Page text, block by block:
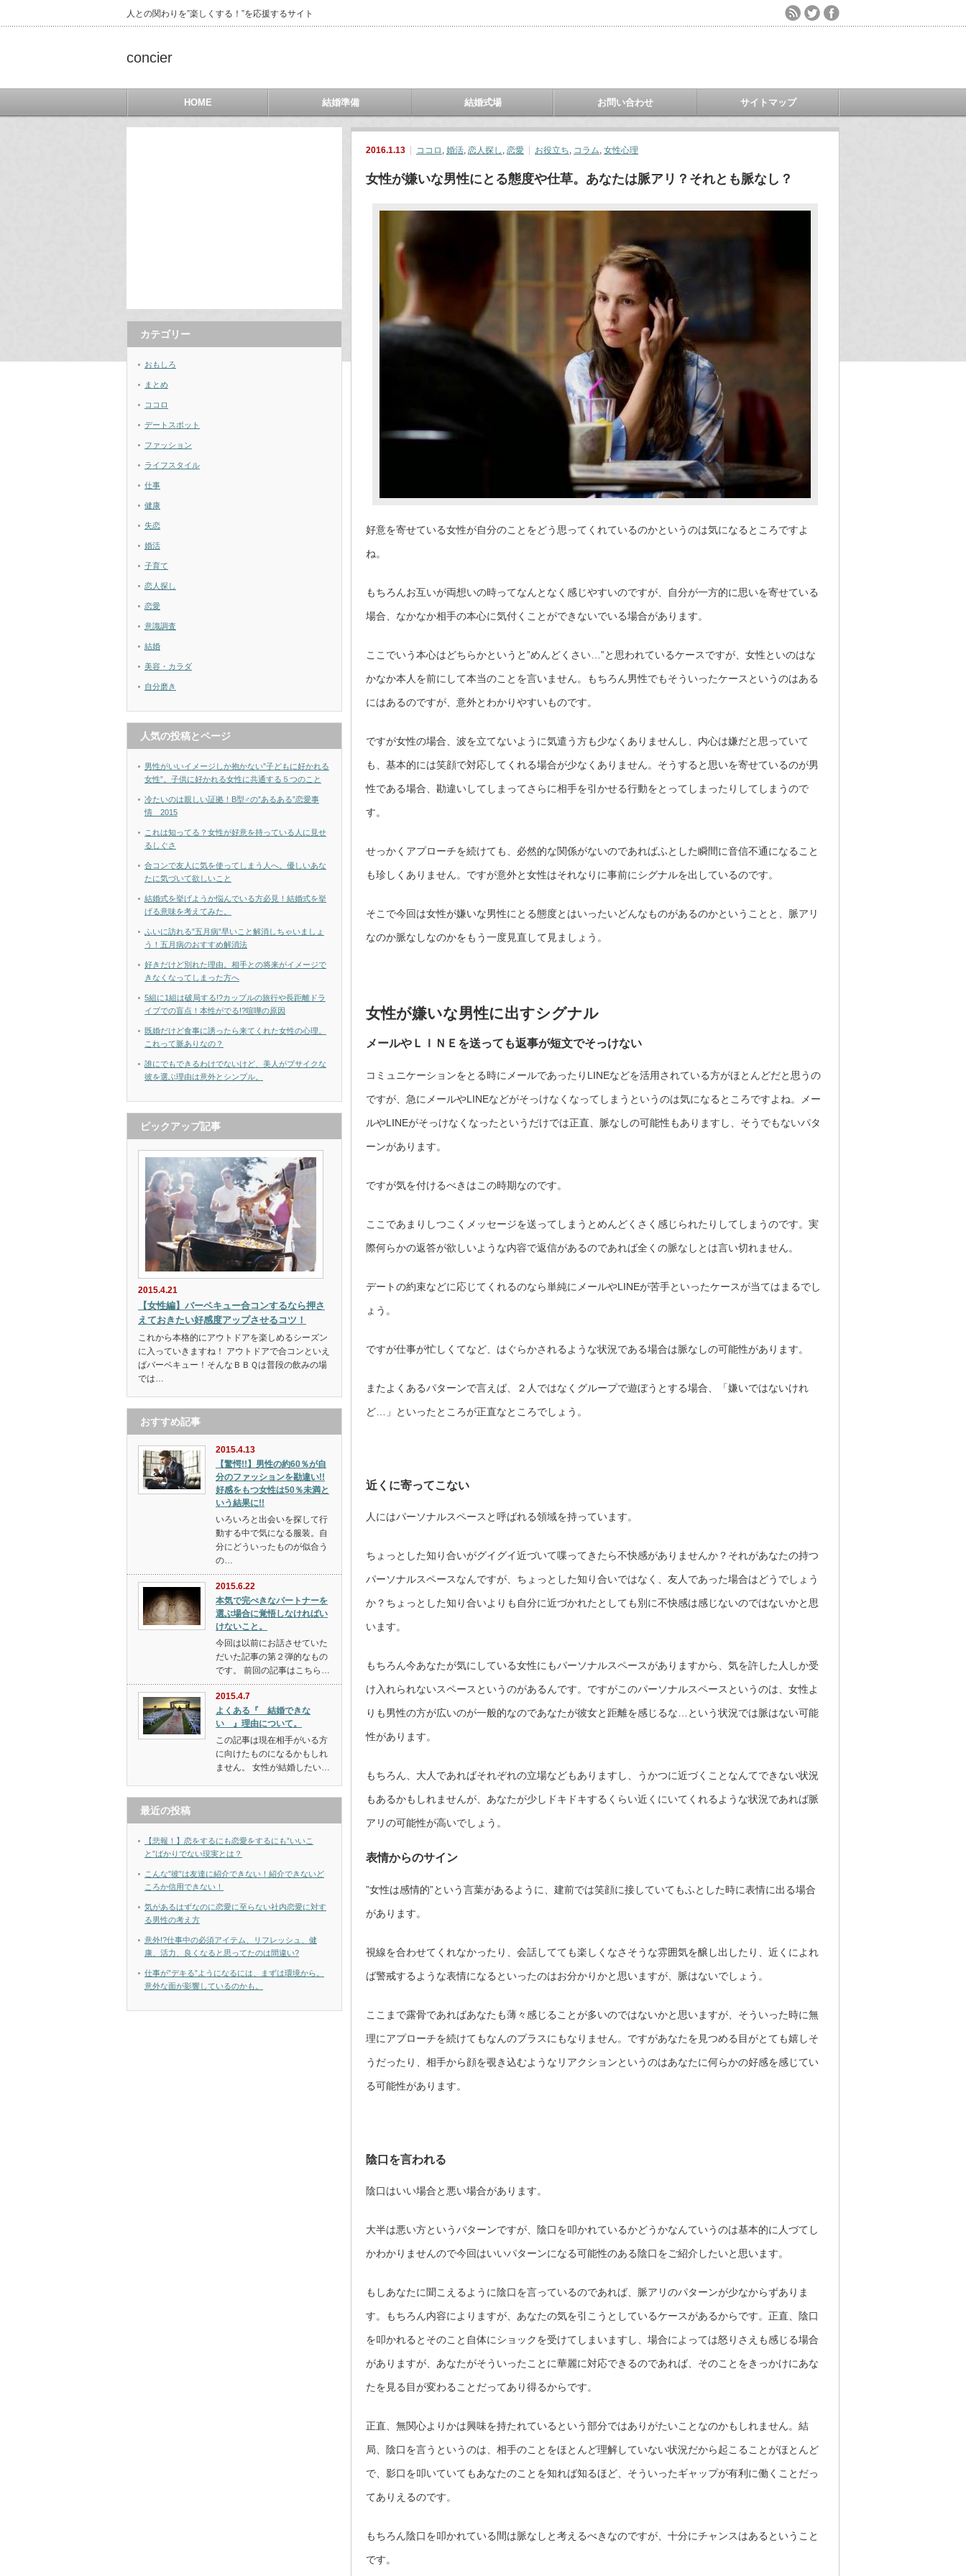
人との関わりを”楽しくする！”を応援するサイト
concier
HOME 結婚準備 結婚式場 お問い合わせ サイトマップ
2016.1.13 ココロ , 婚活, 恋人探し , 恋愛 お役立ち, コラム, 女性心理
女性が嫌いな男性にとる態度や仕草。あなたは脈アリ？それとも脈なし？
好意を寄せている女性が自分のことをどう思ってくれているのかというのは気になるところですよ
ね。
もちろんお互いが両想いの時ってなんとなく感じやすいのですが、自分が一方的に思いを寄せている
場合、なかなか相手の本心に気付くことができないでいる場合があります。
ここでいう本心はどちらかというと”めんどくさい…”と思われているケースですが、女性といのはな
かなか本人を前にして本当のことを言いません。もちろん男性でもそういったケースというのはある
にはあるのですが、意外とわかりやすいものです。
ですが女性の場合、波を立てないように気遣う方も少なくありませんし、内心は嫌だと思っていて
も、基本的には笑顔で対応してくれる場合が少なくありません。そうすると思いを寄せているのが男
性である場合、勘違いしてしまってさらに相手を引かせる行動をとってしまったりしてしまうので
す。
せっかくアプローチを続けても、必然的な関係がないのであればふとした瞬間に音信不通になること
も珍しくありません。ですが意外と女性はそれなりに事前にシグナルを出しているのです。
そこで今回は女性が嫌いな男性にとる態度とはいったいどんなものがあるのかということと、脈アリ
なのか脈なしなのかをもう一度見直して見ましょう。
女性が嫌いな男性に出すシグナル
メールやＬＩＮＥを送っても返事が短文でそっけない
コミュニケーションをとる時にメールであったりLINEなどを活用されている方がほとんどだと思うの
ですが、急にメールやLINEなどがそっけなくなってしまうというのは気になるところですよね。メー
ルやLINEがそっけなくなったというだけでは正直、脈なしの可能性もありますし、そうでもないパタ
ーンがあります。
ですが気を付けるべきはこの時期なのです。
ここであまりしつこくメッセージを送ってしまうとめんどくさく感じられたりしてしまうのです。実
際何らかの返答が欲しいような内容で返信があるのであれば全くの脈なしとは言い切れません。
デートの約束などに応じてくれるのなら単純にメールやLINEが苦手といったケースが当てはまるでし
ょう。
ですが仕事が忙しくてなど、はぐらかされるような状況である場合は脈なしの可能性があります。
またよくあるパターンで言えば、２人ではなくグループで遊ぼうとする場合、「嫌いではないけれ
ど…」といったところが正直なところでしょう。
近くに寄ってこない
人にはパーソナルスペースと呼ばれる領域を持っています。
ちょっとした知り合いがグイグイ近づいて喋ってきたら不快感がありませんか？それがあなたの持つ
パーソナルスペースなんですが、ちょっとした知り合いではなく、友人であった場合はどうでしょう
か？ちょっとした知り合いよりも自分に近づかれたとしても別に不快感は感じないのではないかと思
います。
もちろん今あなたが気にしている女性にもパーソナルスペースがありますから、気を許した人しか受
け入れられないスペースというのがあるんです。ですがこのパーソナルスペースというのは、女性よ
りも男性の方が広いのが一般的なのであなたが彼女と距離を感じるな…という状況では脈はない可能
性があります。
もちろん、大人であればそれぞれの立場などもありますし、うかつに近づくことなんてできない状況
もあるかもしれませんが、あなたが少しドキドキするくらい近くにいてくれるような状況であれば脈
アリの可能性が高いでしょう。
表情からのサイン
”女性は感情的”という言葉があるように、建前では笑顔に接していてもふとした時に表情に出る場合
があります。
視線を合わせてくれなかったり、会話してても楽しくなさそうな雰囲気を醸し出したり、近くによれ
ば警戒するような表情になるといったのはお分かりかと思いますが、脈はないでしょう。
ここまで露骨であればあなたも薄々感じることが多いのではないかと思いますが、そういった時に無
理にアプローチを続けてもなんのプラスにもなりません。ですがあなたを見つめる目がとても嬉しそ
うだったり、相手から顔を覗き込むようなリアクションというのはあなたに何らかの好感を感じてい
る可能性があります。
陰口を言われる
陰口はいい場合と悪い場合があります。
大半は悪い方というパターンですが、陰口を叩かれているかどうかなんていうのは基本的に人づてし
かわかりませんので今回はいいパターンになる可能性のある陰口をご紹介したいと思います。
もしあなたに聞こえるように陰口を言っているのであれば、脈アリのパターンが少なからずありま
す。もちろん内容によりますが、あなたの気を引こうとしているケースがあるからです。正直、陰口
を叩かれるとそのこと自体にショックを受けてしまいますし、場合によっては怒りさえも感じる場合
がありますが、あなたがそういったことに華麗に対応できるのであれば、そのことをきっかけにあな
たを見る目が変わることだってあり得るからです。
正直、無関心よりかは興味を持たれているという部分ではありがたいことなのかもしれません。結
局、陰口を言うというのは、相手のことをほとんど理解していない状況だから起こることがほとんど
で、影口を叩いていてもあなたのことを知れば知るほど、そういったギャップが有利に働くことだっ
てありえるのです。
もちろん陰口を叩かれている間は脈なしと考えるべきなのですが、十分にチャンスはあるということ
です。
カテゴリー
おもしろ
まとめ
ココロ
デートスポット
ファッション
ライフスタイル
仕事
健康
失恋
婚活
子育て
恋人探し
恋愛
意識調査
結婚
美容・カラダ
自分磨き
人気の投稿とページ
男性がいいイメージしか抱かない”子どもに好かれる
女性”。子供に好かれる女性に共通する５つのこと
冷たいのは親しい証拠！B型♂の”あるある”恋愛事
情 2015
これは知ってる？女性が好意を持っている人に見せ
るしぐさ
合コンで友人に気を使ってしまう人へ。優しいあな
たに気づいて欲しいこと
結婚式を挙げようか悩んでいる方必見！結婚式を挙
げる意味を考えてみた。
ふいに訪れる”五月病”早いこと解消しちゃいましょ
う！五月病のおすすめ解消法
好きだけど別れた理由。相手との将来がイメージで
きなくなってしまった方へ
5組に1組は破局する!?カップルの旅行や長距離ドラ
イブでの盲点！本性がでる!?喧嘩の原因
既婚だけど食事に誘ったら来てくれた女性の心理。
これって脈ありなの？
誰にでもできるわけでないけど、美人がブサイクな
彼を選ぶ理由は意外とシンプル。
ピックアップ記事
2015.4.21
【女性編】バーベキュー合コンするなら押さ
えておきたい好感度アップさせるコツ！
これから本格的にアウトドアを楽しめるシーズン
に入っていきますね！ アウトドアで合コンといえ
ばバーベキュー！そんなＢＢＱは普段の飲みの場
では…
おすすめ記事
2015.4.13
【驚愕!!】男性の約60％が自
分のファッションを勘違い!!
好感をもつ女性は50％未満と
いう結果に!!
いろいろと出会いを探して行
動する中で気になる服装。自
分にどういったものが似合う
の…
2015.6.22
本気で完ぺきなパートナーを
選ぶ場合に覚悟しなければい
けないこと。
今回は以前にお話させていた
だいた記事の第２弾的なもの
です。 前回の記事はこちら…
2015.4.7
よくある『 結婚できな
い 』理由について。
この記事は現在相手がいる方
に向けたものになるかもしれ
ません。 女性が結婚したい…
最近の投稿
【悲報！】恋をするにも恋愛をするにも”いいこ
と”ばかりでない現実とは？
こんな”彼”は友達に紹介できない！紹介できないど
ころか信用できない！
気があるはずなのに恋愛に至らない社内恋愛に対す
る男性の考え方
意外!?仕事中の必須アイテム、リフレッシュ、健
康、活力、良くなると思ってたのは間違い?
仕事が”デキる”ようになるには、まずは環境から。
意外な面が影響しているのかも。